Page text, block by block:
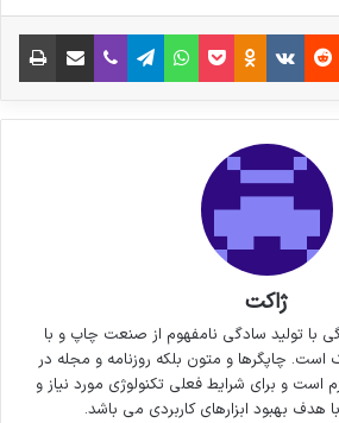
‫رددیت‫VKontakte
‫Odnoklassniki
پاکتواتس آپ تلگراموایبر اشتراک گذاری از طریق ایمیل
ژاکت
با تولید سادگی نامفهوم از صنعت چاپ و با
است. چاپگرها و متون بلکه روزنامه و مجله در
است و برای شرایط فعلی تکنولوژی مورد نیاز و
هدف بهبود ابزارهای کاربردی می باشد.